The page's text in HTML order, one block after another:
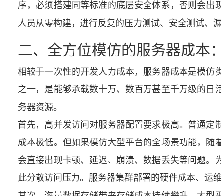
序，必须搭建同等标准的底层安全体系，否则会
人员从零构建，进行反复的压力测试、安全测试、
二、全方位模仿的服务器成本
相较于一次性的开发人力成本，服务器成本是模
之一，是能够承载数十万、数百万甚至千万级的
务器资源。
首先，高并发访问对服务器配置要求极高。普通
成本极低。但如果模仿大型平台的全场景功能，
会直接出现卡顿、延迟、崩溃、数据丢失等问题
此分散访问压力。服务器集群部署的硬件成本、运